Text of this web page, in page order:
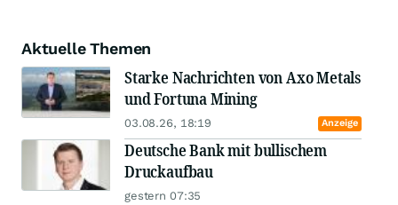
Aktuelle Themen
Starke Nachrichten von Axo Metals
und Fortuna Mining
03.08.26, 18:19 Anzeige
Deutsche Bank mit bullischem
Druckaufbau
gestern 07:35